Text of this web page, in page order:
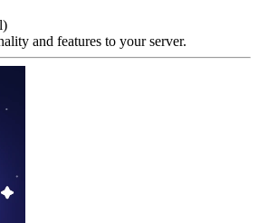
and features to your server.